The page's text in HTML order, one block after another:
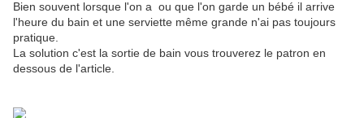
Bien souvent lorsque l'on a ou que l'on garde un bébé il arrive
l'heure du bain et une serviette même grande n'ai pas toujours
pratique.
La solution c'est la sortie de bain vous trouverez le patron en
dessous de l'article.